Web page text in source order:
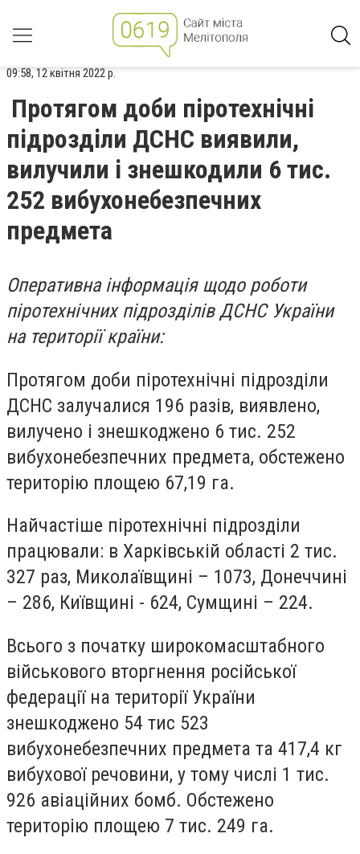
09:58, 12 квітня 2022 р.
Протягом доби піротехнічні
підрозділи ДСНС виявили,
вилучили і знешкодили 6 тис.
252 вибухонебезпечних
предмета
Оперативна інформація щодо роботи
піротехнічних підрозділів ДСНС України
на території країни:
Протягом доби піротехнічні підрозділи
ДСНС залучалися 196 разів, виявлено,
вилучено і знешкоджено 6 тис. 252
вибухонебезпечних предмета, обстежено
територію площею 67,19 га.
Найчастіше піротехнічні підрозділи
працювали: в Харківській області 2 тис.
327 раз, Миколаївщині – 1073, Донеччині
– 286, Київщині - 624, Сумщині – 224.
Всього з початку широкомасштабного
військового вторгнення російської
федерації на території України
знешкоджено 54 тис 523
вибухонебезпечних предмета та 417,4 кг
вибухової речовини, у тому числі 1 тис.
926 авіаційних бомб. Обстежено
територію площею 7 тис. 249 га.